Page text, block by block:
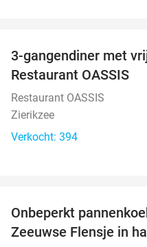
3-gangendiner met
Restaurant OASSIS
Restaurant OASSIS
Zierikzee
Verkocht: 394
Onbeperkt
Zeeuwse Flensje in